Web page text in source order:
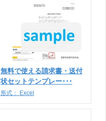
無料で使える請求書・送付
状セットテンプレー･･･
形式： Excel